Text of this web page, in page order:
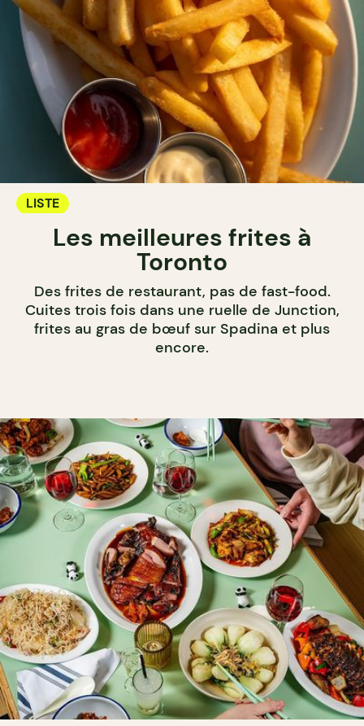
LISTE
Les meilleures frites à
Toronto
Des frites de restaurant, pas de fast-food.
Cuites trois fois dans une ruelle de Junction,
frites au gras de bœuf sur Spadina et plus
encore.